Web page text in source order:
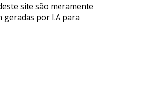
site são meramente
por I.A para